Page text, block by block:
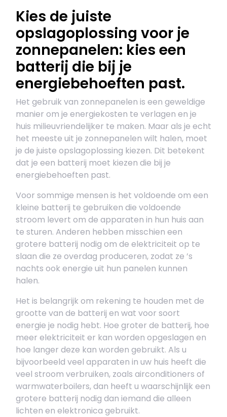
Kies de juiste
opslagoplossing voor je
zonnepanelen: kies een
batterij die bij je
energiebehoeften past.
Het gebruik van zonnepanelen is een geweldige
manier om je energiekosten te verlagen en je
huis milieuvriendelijker te maken. Maar als je echt
het meeste uit je zonnepanelen wilt halen, moet
je de juiste opslagoplossing kiezen. Dit betekent
dat je een batterij moet kiezen die bij je
energiebehoeften past.
Voor sommige mensen is het voldoende om een
kleine batterij te gebruiken die voldoende
stroom levert om de apparaten in hun huis aan
te sturen. Anderen hebben misschien een
grotere batterij nodig om de elektriciteit op te
slaan die ze overdag produceren, zodat ze ’s
nachts ook energie uit hun panelen kunnen
halen.
Het is belangrijk om rekening te houden met de
grootte van de batterij en wat voor soort
energie je nodig hebt. Hoe groter de batterij, hoe
meer elektriciteit er kan worden opgeslagen en
hoe langer deze kan worden gebruikt. Als u
bijvoorbeeld veel apparaten in uw huis heeft die
veel stroom verbruiken, zoals airconditioners of
warmwaterboilers, dan heeft u waarschijnlijk een
grotere batterij nodig dan iemand die alleen
lichten en elektronica gebruikt.